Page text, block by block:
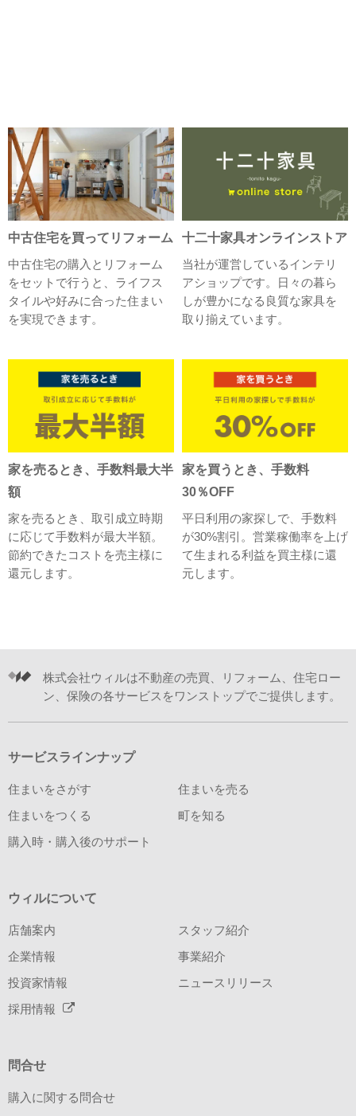
中古住宅を買ってリフォーム
中古住宅の購入とリフォーム
をセットで行うと、ライフス
タイルや好みに合った住まい
を実現できます。
十二十家具オンラインストア
当社が運営しているインテリ
アショップです。日々の暮ら
しが豊かになる良質な家具を
取り揃えています。
家を売るとき、手数料最大半
額
家を売るとき、取引成立時期
に応じて手数料が最大半額。
節約できたコストを売主様に
還元します。
家を買うとき、手数料
30％OFF
平日利用の家探しで、手数料
が30%割引。営業稼働率を上げ
て生まれる利益を買主様に還
元します。
株式会社ウィルは不動産の売買、リフォーム、住宅ロー
ン、保険の各サービスをワンストップでご提供します。
サービスラインナップ
住まいをさがす 住まいを売る
住まいをつくる 町を知る
購入時・購入後のサポート
ウィルについて
店舗案内 スタッフ紹介
企業情報 事業紹介
投資家情報 ニュースリリース
採用情報
問合せ
購入に関する問合せ